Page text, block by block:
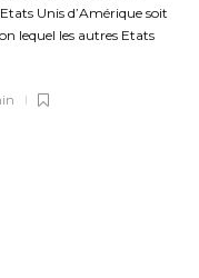
Unis d’Amérique soit
lequel les autres Etats